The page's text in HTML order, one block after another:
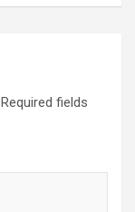
Required fields